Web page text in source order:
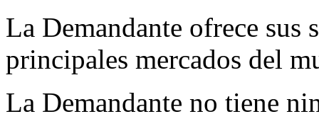
La Demandante ofrece sus
principales mercados del
La Demandante no tiene